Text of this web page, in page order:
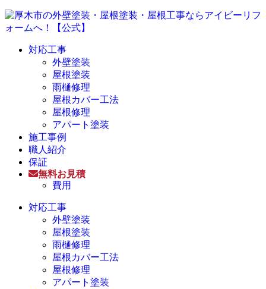
対応工事
外壁塗装
屋根塗装
雨樋修理
屋根カバー工法
屋根修理
アパート塗装
施工事例
職人紹介
保証
無料お見積
費用
対応工事
外壁塗装
屋根塗装
雨樋修理
屋根カバー工法
屋根修理
アパート塗装